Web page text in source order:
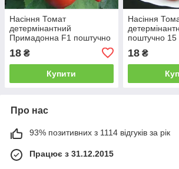
Насіння Томат
детермінантний
Примадонна F1 поштучно
18 ₴
Купити
Насіння
поштучно 15
18₴
Про нас
93% позитивних з 1114 відгуків за рік
Працює з 31.12.2015